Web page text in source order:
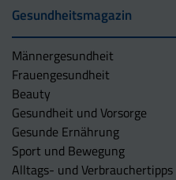
Gesundheitsmagazin
Männergesundheit
Frauengesundheit
Beauty
Gesundheit und Vorsorge
Gesunde Ernährung
Sport und Bewegung
Alltags- und Verbrauchertipps